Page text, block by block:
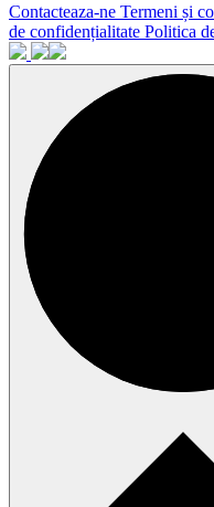
Contacteaza-ne Termeni și
de confidențialitate Politica